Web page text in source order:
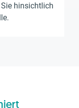
hinsichtlich